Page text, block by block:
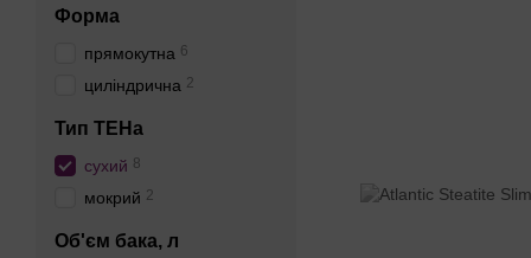
Форма
прямокутна 6
циліндрична 2
Тип ТЕНа
сухий 8
мокрий 2
Об'єм бака, л